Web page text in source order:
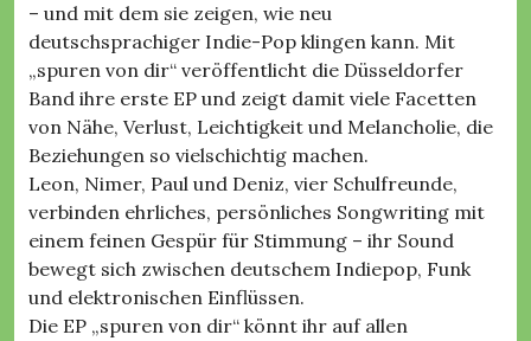
– und mit dem sie zeigen, wie neu
deutschsprachiger Indie-Pop klingen kann. Mit
„spuren von dir“ veröffentlicht die Düsseldorfer
Band ihre erste EP und zeigt damit viele Facetten
von Nähe, Verlust, Leichtigkeit und Melancholie, die
Beziehungen so vielschichtig machen.
Leon, Nimer, Paul und Deniz, vier Schulfreunde,
verbinden ehrliches, persönliches Songwriting mit
einem feinen Gespür für Stimmung – ihr Sound
bewegt sich zwischen deutschem Indiepop, Funk
und elektronischen Einflüssen.
Die EP „spuren von dir“ könnt ihr auf allen